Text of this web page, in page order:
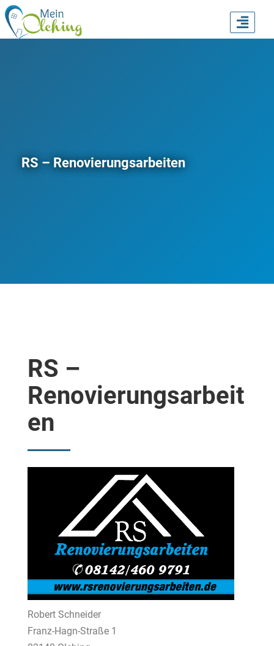
RS – Renovierungsarbeiten
RS –
Renovierungsarbeit
en
Robert Schneider
Franz-Hagn-Straße 1